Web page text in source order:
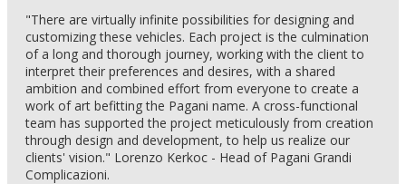
"There are virtually infinite possibilities for designing and
customizing these vehicles. Each project is the culmination
of a long and thorough journey, working with the client to
interpret their preferences and desires, with a shared
ambition and combined effort from everyone to create a
work of art befitting the Pagani name. A cross-functional
team has supported the project meticulously from creation
through design and development, to help us realize our
clients' vision." Lorenzo Kerkoc - Head of Pagani Grandi
Complicazioni.